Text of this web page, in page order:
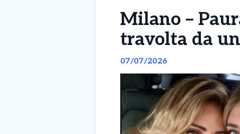
Milano –
travolta da
07/07/2026